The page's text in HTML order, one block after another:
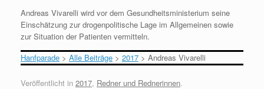
Andreas Vivarelli wird vor dem Gesundheitsministerium seine
Einschätzung zur drogenpolitische Lage im Allgemeinen sowie
zur Situation der Patienten vermitteln.
Hanfparade > Alle Beiträge > 2017 > Andreas Vivarelli
Veröffentlicht in 2017, Redner und Rednerinnen.